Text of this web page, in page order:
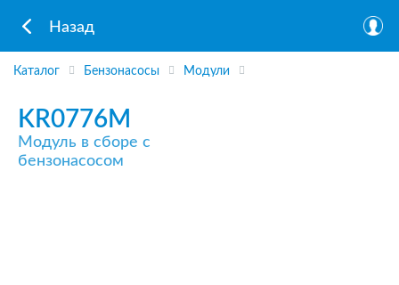
Назад
Каталог Бензонасосы Модули
KR0776M
Модуль в сборе с
бензонасосом